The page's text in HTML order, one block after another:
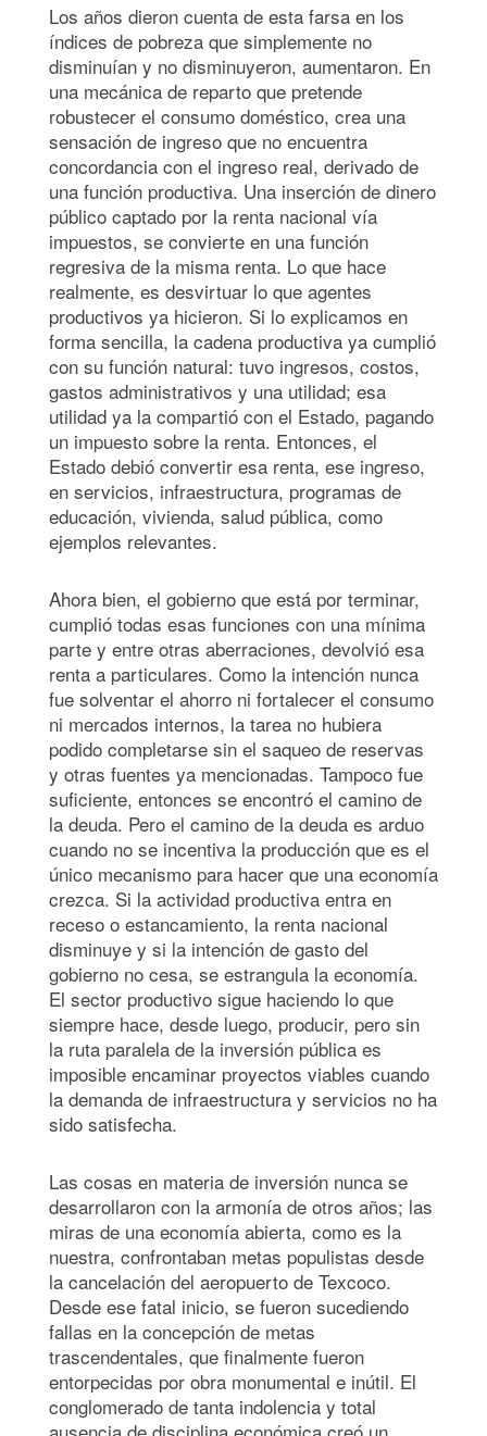
Los años dieron cuenta de esta farsa en los
índices de pobreza que simplemente no
disminuían y no disminuyeron, aumentaron. En
una mecánica de reparto que pretende
robustecer el consumo doméstico, crea una
sensación de ingreso que no encuentra
concordancia con el ingreso real, derivado de
una función productiva. Una inserción de dinero
público captado por la renta nacional vía
impuestos, se convierte en una función
regresiva de la misma renta. Lo que hace
realmente, es desvirtuar lo que agentes
productivos ya hicieron. Si lo explicamos en
forma sencilla, la cadena productiva ya cumplió
con su función natural: tuvo ingresos, costos,
gastos administrativos y una utilidad; esa
utilidad ya la compartió con el Estado, pagando
un impuesto sobre la renta. Entonces, el
Estado debió convertir esa renta, ese ingreso,
en servicios, infraestructura, programas de
educación, vivienda, salud pública, como
ejemplos relevantes.
Ahora bien, el gobierno que está por terminar,
cumplió todas esas funciones con una mínima
parte y entre otras aberraciones, devolvió esa
renta a particulares. Como la intención nunca
fue solventar el ahorro ni fortalecer el consumo
ni mercados internos, la tarea no hubiera
podido completarse sin el saqueo de reservas
y otras fuentes ya mencionadas. Tampoco fue
suficiente, entonces se encontró el camino de
la deuda. Pero el camino de la deuda es arduo
cuando no se incentiva la producción que es el
único mecanismo para hacer que una economía
crezca. Si la actividad productiva entra en
receso o estancamiento, la renta nacional
disminuye y si la intención de gasto del
gobierno no cesa, se estrangula la economía.
El sector productivo sigue haciendo lo que
siempre hace, desde luego, producir, pero sin
la ruta paralela de la inversión pública es
imposible encaminar proyectos viables cuando
la demanda de infraestructura y servicios no ha
sido satisfecha.
Las cosas en materia de inversión nunca se
desarrollaron con la armonía de otros años; las
miras de una economía abierta, como es la
nuestra, confrontaban metas populistas desde
la cancelación del aeropuerto de Texcoco.
Desde ese fatal inicio, se fueron sucediendo
fallas en la concepción de metas
trascendentales, que finalmente fueron
entorpecidas por obra monumental e inútil. El
conglomerado de tanta indolencia y total